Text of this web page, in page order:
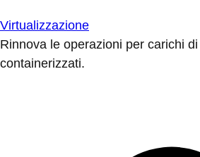
Virtualizzazione
Rinnova le operazioni per carichi
containerizzati.